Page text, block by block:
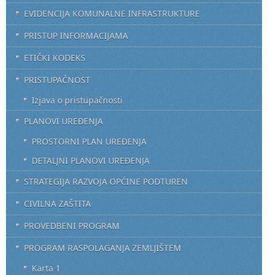
EVIDENCIJA KOMUNALNE INFRASTRUKTURE
PRISTUP INFORMACIJAMA
ETIČKI KODEKS
PRISTUPAČNOST
Izjava o pristupačnosti
PLANOVI UREĐENJA
PROSTORNI PLAN UREĐENJA
DETALJNI PLANOVI UREĐENJA
STRATEGIJA RAZVOJA OPĆINE PODTUREN
CIVILNA ZAŠTITA
PROVEDBENI PROGRAM
PROGRAM RASPOLAGANJA ZEMLJIŠTEM
Karta 1